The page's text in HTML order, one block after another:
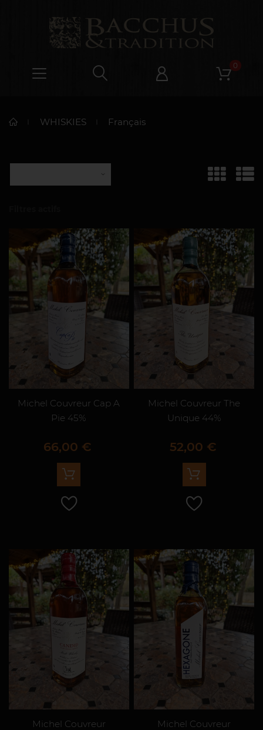
0
WHISKIES Français
Michel Couvreur Cap A
Pie 45%
Prix
66,00 €
Michel Couvreur The
Unique 44%
Prix
52,00 €
Michel Couvreur
Michel Couvreur